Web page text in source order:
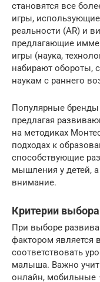
становятся все
игры,
реальности (AR) и
предлагающие
игры (наука,
набирают обороты,
наукам с раннего
Популярные
предлагая
на методиках
подходах к
способствующие
мышления у детей,
внимание.
Критерии
При выборе
фактором является
соответствовать
малыша. Важно
онлайн, мобильные